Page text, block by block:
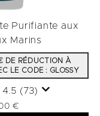
Purifiante aux
Marins
DE RÉDUCTION À
LE CODE : GLOSSY
4.5 (73)
€